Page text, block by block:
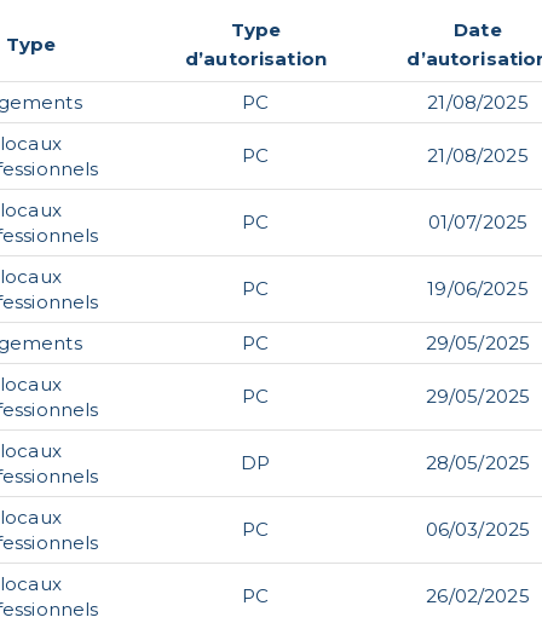
Type
Type
d’autorisation
Date
PC
21/08/2025
locaux
PC 21/08/2025
locaux
PC 01/07/2025
locaux
PC 19/06/2025
PC
29/05/2025
locaux
PC 29/05/2025
locaux
DP 28/05/2025
locaux
PC 06/03/2025
locaux
PC 26/02/2025